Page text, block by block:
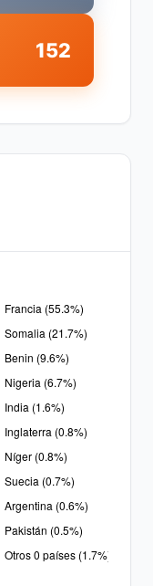
152